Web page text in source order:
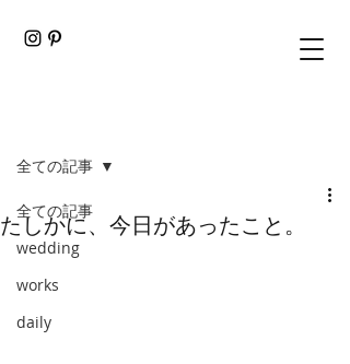
全ての記事
wedding
works
daily
全ての記事
たしかに、今日があったこと。